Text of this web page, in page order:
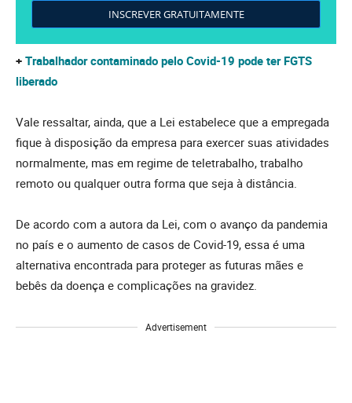
INSCREVER GRATUITAMENTE
+ Trabalhador contaminado pelo Covid-19 pode ter FGTS
liberado
Vale ressaltar, ainda, que a Lei estabelece que a empregada
fique à disposição da empresa para exercer suas atividades
normalmente, mas em regime de teletrabalho, trabalho
remoto ou qualquer outra forma que seja à distância.
De acordo com a autora da Lei, com o avanço da pandemia
no país e o aumento de casos de Covid-19, essa é uma
alternativa encontrada para proteger as futuras mães e
bebês da doença e complicações na gravidez.
Advertisement